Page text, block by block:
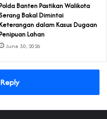
Banten Pastikan Walikota
Bakal Dimintai
dalam Kasus Dugaan
Lahan
June 30, 2026